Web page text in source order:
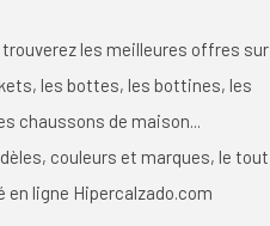
les meilleures offres sur
les bottes, les bottines, les
chaussons de maison...
couleurs et marques, le tout
en ligne Hipercalzado.com